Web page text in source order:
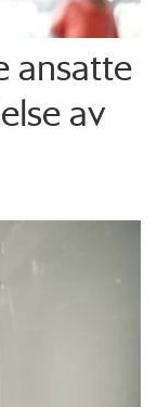
ansatte
av